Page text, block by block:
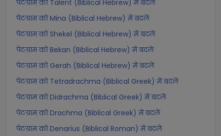
पेटग्राम को Talent (Biblical Hebrew) में बदलें
पेटग्राम को Mina (Biblical Hebrew) में बदलें
पेटग्राम को Shekel (Biblical Hebrew) में बदलें
पेटग्राम को Bekan (Biblical Hebrew) में बदलें
पेटग्राम को Gerah (Biblical Hebrew) में बदलें
पेटग्राम को Tetradrachma (Biblical Greek) में बदलें
पेटग्राम को Didrachma (Biblical Greek) में बदलें
पेटग्राम को Drachma (Biblical Greek) में बदलें
पेटग्राम को Denarius (Biblical Roman) में बदलें